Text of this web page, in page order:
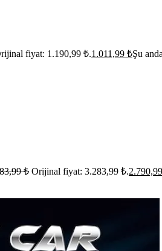
fiyat: 1.190,99 ₺.1.011,99 ₺Şu
₺ Orijinal fiyat: 3.283,99 ₺.2.790,99